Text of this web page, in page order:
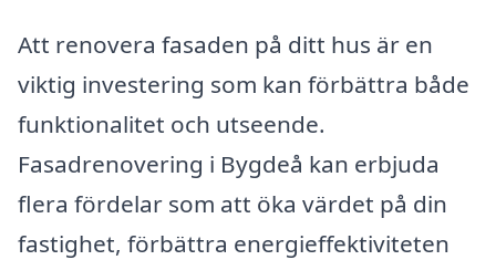
Att renovera fasaden på ditt hus är en
viktig investering som kan förbättra både
funktionalitet och utseende.
Fasadrenovering i Bygdeå kan erbjuda
flera fördelar som att öka värdet på din
fastighet, förbättra energieffektiviteten